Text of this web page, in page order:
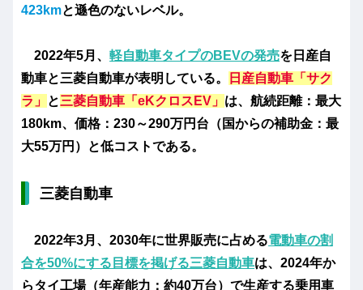
423kmと遜色のないレベル。
2022年5月、 軽自動車タイプのBEVの発売を日産自
動車と三菱自動車が表明している。
日産自動車「サク
ラ」 と三菱自動車「eKクロスEV」 は、航続距離：最大
180km、価格：230～290万円台（国からの補助金：最
大55万円）と低コストである。
三菱自動車
2022年3月、2030年に世界販売に占める電動車の割
合を50%にする目標を掲げる三菱自動車は、2024年か
らタイ工場（年産能力：約40万台）で生産する乗用車